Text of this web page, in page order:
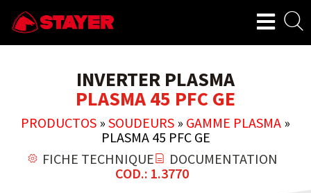
INVERTER PLASMA
PLASMA 45 PFC GE
PRODUCTOS » SOUDEURS » GAMME PLASMA »
PLASMA 45 PFC GE
FICHE TECHNIQUE
DOCUMENTATION
COD.: 1.3770